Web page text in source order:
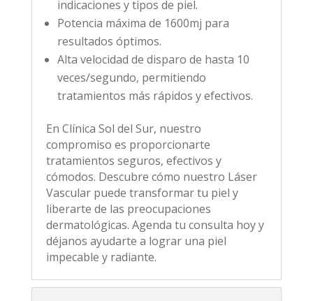
indicaciones y tipos de piel.
Potencia máxima de 1600mj para
resultados óptimos.
Alta velocidad de disparo de hasta 10
veces/segundo, permitiendo
tratamientos más rápidos y efectivos.
En Clínica Sol del Sur, nuestro
compromiso es proporcionarte
tratamientos seguros, efectivos y
cómodos. Descubre cómo nuestro Láser
Vascular puede transformar tu piel y
liberarte de las preocupaciones
dermatológicas. Agenda tu consulta hoy y
déjanos ayudarte a lograr una piel
impecable y radiante.